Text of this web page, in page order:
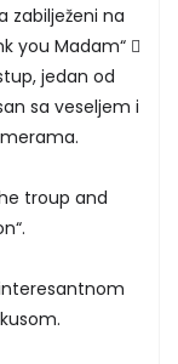
zabilježeni na
you Madam“ 
jedan od
sa veseljem i
troup and